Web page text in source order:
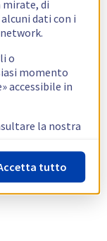
di
dati con i
o
momento
accessibile in
la nostra
tutto